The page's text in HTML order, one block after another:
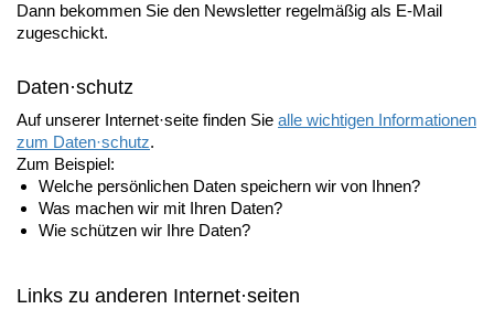
Dann bekommen Sie den Newsletter regelmäßig als E-Mail
zugeschickt.
Daten·schutz
Auf unserer Internet·seite finden Sie alle wichtigen Informationen
zum Daten·schutz.
Zum Beispiel:
Welche persönlichen Daten speichern wir von Ihnen?
Was machen wir mit Ihren Daten?
Wie schützen wir Ihre Daten?
Links zu anderen Internet·seiten